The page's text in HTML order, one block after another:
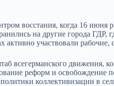
восстания, когда 16 июня
на другие города
активно участвовали
всегерманского движения,
реформ и
коллективизации в